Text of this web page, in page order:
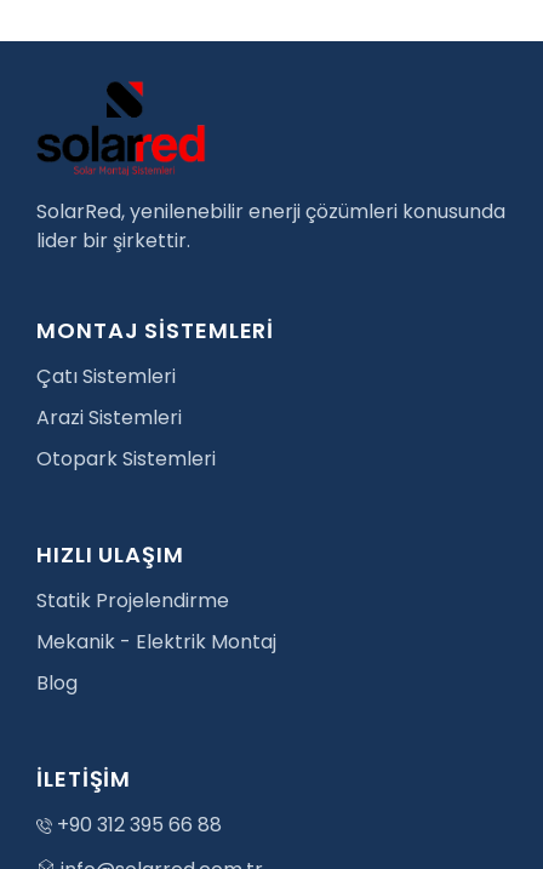
SolarRed, yenilenebilir enerji çözümleri konusunda
lider bir şirkettir.
MONTAJ SİSTEMLERİ
Çatı Sistemleri
Arazi Sistemleri
Otopark Sistemleri
HIZLI ULAŞIM
Statik Projelendirme
Mekanik - Elektrik Montaj
Blog
İLETİŞİM
+90 312 395 66 88